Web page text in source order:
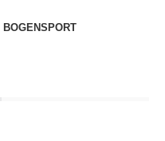
BOGENSPORT